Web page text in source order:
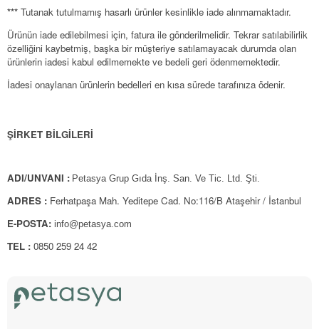
*** Tutanak tutulmamış hasarlı ürünler kesinlikle iade alınmamaktadır.
Ürünün iade edilebilmesi için, fatura ile gönderilmelidir. Tekrar satılabilirlik
özelliğini kaybetmiş, başka bir müşteriye satılamayacak durumda olan
ürünlerin iadesi kabul edilmemekte ve bedeli geri ödenmemektedir.
İadesi onaylanan ürünlerin bedelleri en kısa sürede tarafınıza ödenir.
ŞİRKET BİLGİLERİ
ADI/UNVANI : Petasya Grup Gıda İnş. San. Ve Tic. Ltd. Şti.
ADRES : Ferhatpaşa Mah. Yeditepe Cad. No:116/B Ataşehir / İstanbul
E-POSTA: info@petasya.com
TEL : 0850 259 24 42